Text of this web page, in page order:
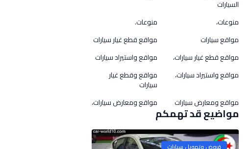
السيارات
منوعات،
منوعات.
مواقع سيارات
مواقع قطع غيار سيارات
مواقع قطع غيار سيارات،
مواقع واستيراد سيارات
مواقع واستيراد سيارات،
مواقع وقطع غيار
سيارات
مواقع ومعارض سيارات
مواقع ومعارض سيارات،
مواضيع قد تهمكم
قروض وتمويل سيارات